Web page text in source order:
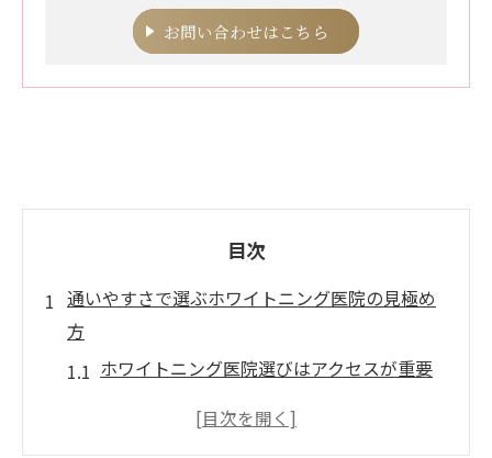
お問い合わせはこちら
目次
通いやすさで選ぶホワイトニング医院の見極め
方
ホワイトニング医院選びはアクセスが重要
岡山駅近くのホワイトニング医院の特徴と